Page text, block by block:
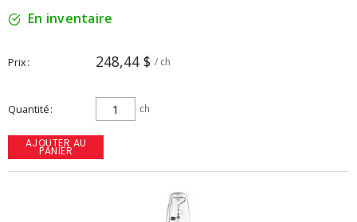
En inventaire
Prix 248,44 $ / ch
Quantité ch
AJOUTER AU
PANIER